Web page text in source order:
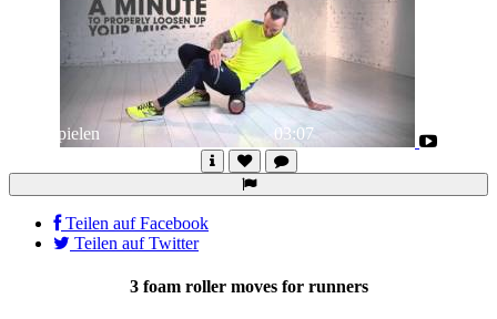
Abspielen 03:07
Teilen auf Facebook
Teilen auf Twitter
3 foam roller moves for runners